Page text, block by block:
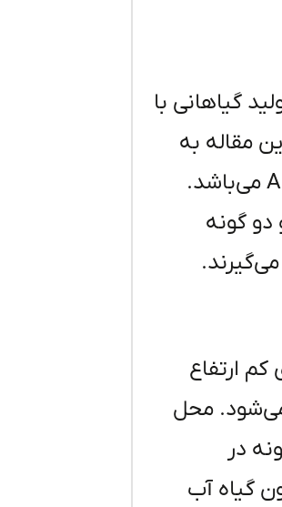
گیاهانی با
مقاله به
بررسی کامل آن می‌پردازیم. نام علمی این گونه A.Fissuratus Intermedius می‌باشد.
دو گونه
کم ارتفاع
محل
در
گیاه آب